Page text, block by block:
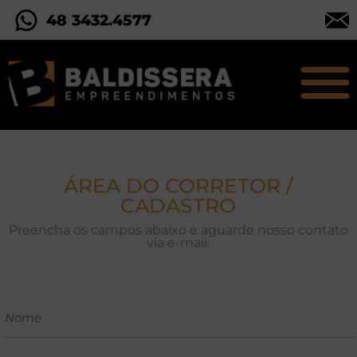
48 3432.4577
ÁREA DO CORRETOR /
CADASTRO
Preencha os campos abaixo e aguarde nosso contato
via e-mail: